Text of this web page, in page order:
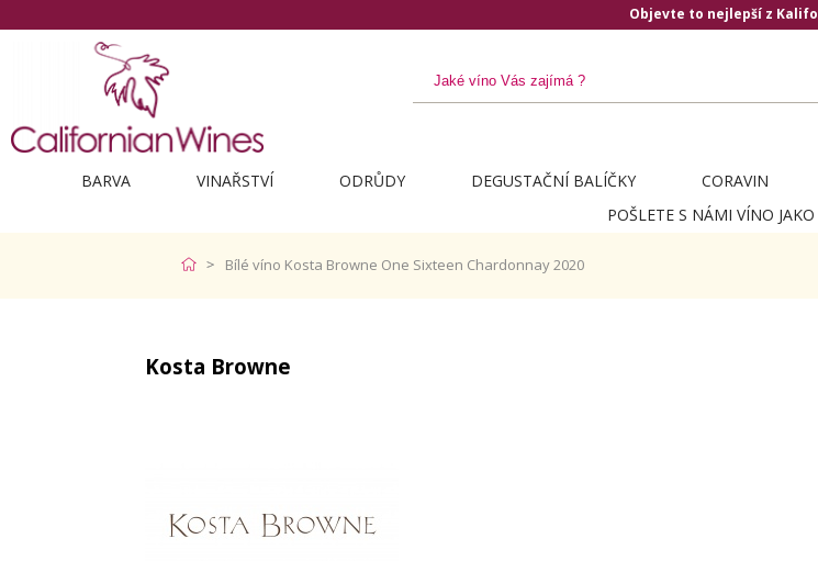
Objevte to nejlepší z
BARVA VINAŘSTVÍ ODRŮDY DEGUSTAČNÍ BALÍČKY CORAVIN
POŠLETE S NÁMI VÍNO
Bílé víno Kosta Browne One Sixteen Chardonnay 2020
Kosta Browne